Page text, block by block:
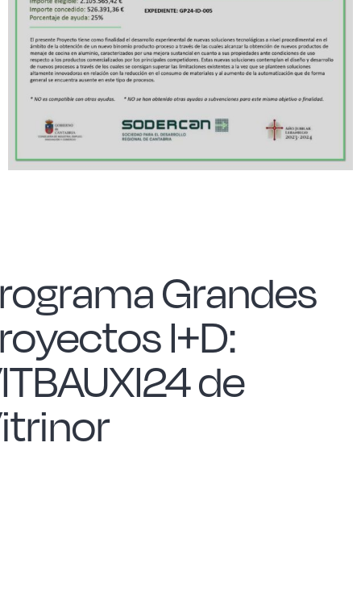
Acero forjado
Borosilicato
Más Menaje
Cocinando
Las Noticias
Instrucciones de seguridad
Grandes
I+D:
de